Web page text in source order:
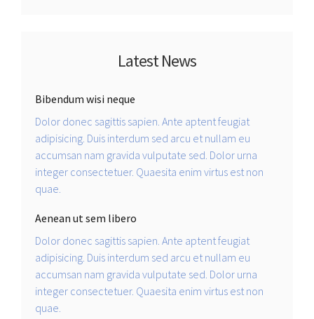
Latest News
Bibendum wisi neque
Dolor donec sagittis sapien. Ante aptent feugiat
adipisicing. Duis interdum sed arcu et nullam eu
accumsan nam gravida vulputate sed. Dolor urna
integer consectetuer. Quaesita enim virtus est non
quae.
Aenean ut sem libero
Dolor donec sagittis sapien. Ante aptent feugiat
adipisicing. Duis interdum sed arcu et nullam eu
accumsan nam gravida vulputate sed. Dolor urna
integer consectetuer. Quaesita enim virtus est non
quae.